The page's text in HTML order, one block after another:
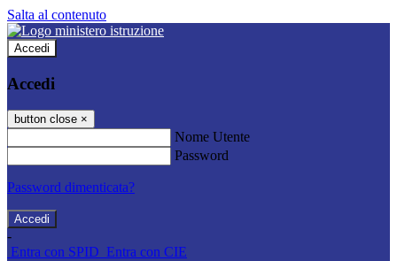
Salta al contenuto
Accedi
Accedi
button close ×
Nome Utente
Password
Password dimenticata?
-
Entra con SPID Entra con CIE